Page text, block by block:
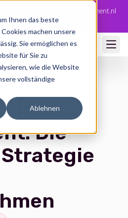
Ihnen das beste
machen unsere
Sie ermöglichen es
für Sie zu
wie die Website
vollständige
Ablehnen
Logistikspezialisten Fulfilment.nl
ganze Story jetzt im Blog →
house
Die